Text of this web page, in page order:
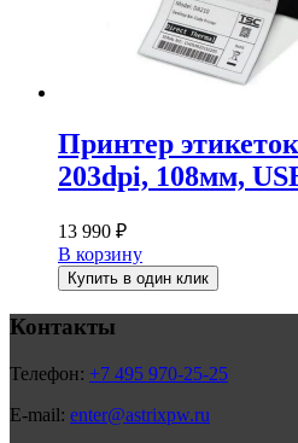
Принтер
203dpi, 108мм,
13 990 ₽
В корзину
Купить в один клик
Контакты
Телефон: +7 495 970-25-25
E-mail: enter@astrixpw.ru